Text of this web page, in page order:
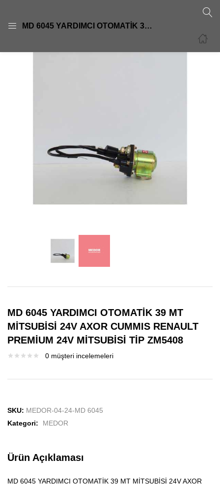
MD 6045 YARDIMCI OTOMATİK 39 MT MİTSUBİSİ 24V AXOR CUMMIS RENAULT PREMİUM 24V MİTSUBİSİ TİP ZM5408
MD 6045 YARDIMCI OTOMATİK 39 MT
MİTSUBİSİ 24V AXOR CUMMIS RENAULT
PREMİUM 24V MİTSUBİSİ TİP ZM5408
0 müşteri incelemeleri
SKU: MEDOR-04-24-MD 6045
Kategori:
MEDOR
Ürün Açıklaması
MD 6045 YARDIMCI OTOMATİK 39 MT MİTSUBİSİ 24V AXOR